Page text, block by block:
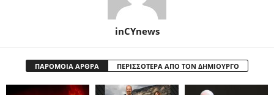
inCYnews
ΠΑΡΟΜΟΙΑ ΑΡΘΡΑ ΠΕΡΙΣΣΟΤΕΡΑ ΑΠΟ ΤΟΝ ΔΗΜΙΟΥΡΓΟ